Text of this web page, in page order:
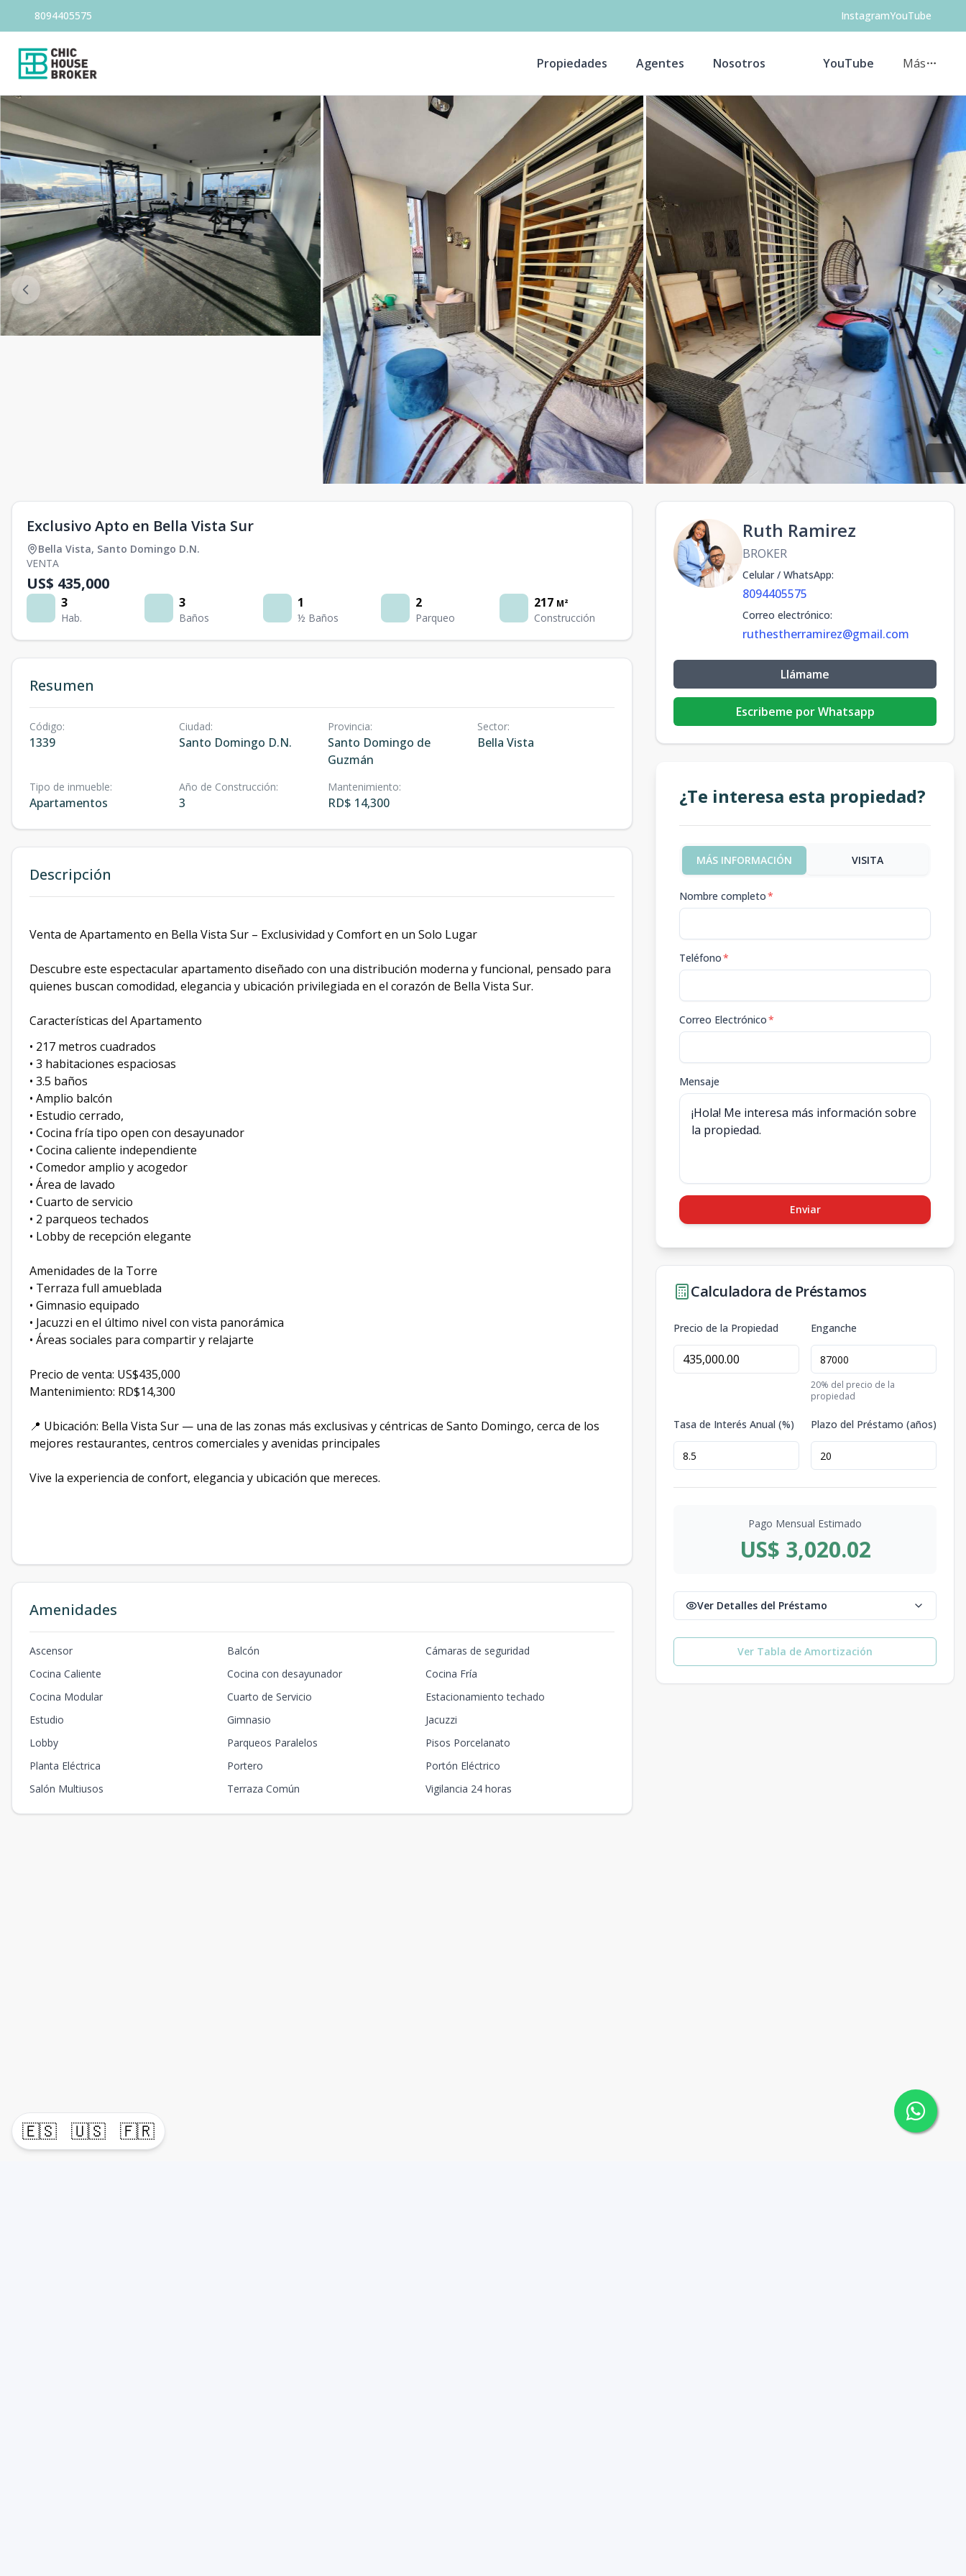
🇪🇸 🇺🇸 🇫🇷
8094405575 InstagramYouTube
Propiedades Agentes Nosotros YouTube Más
Exclusivo Apto en Bella Vista Sur
Bella Vista, Santo Domingo D.N.
VENTA
US$ 435,000
3
Hab.
3
Baños
1
½ Baños
2
Parqueo
217 M²
Construcción
Resumen
Código:
1339
Ciudad:
Santo Domingo D.N.
Provincia:
Santo Domingo de
Guzmán
Sector:
Bella Vista
Tipo de inmueble:
Apartamentos
Año de Construcción:
3
Mantenimiento:
RD$ 14,300
Descripción
Venta de Apartamento en Bella Vista Sur – Exclusividad y Comfort en un Solo Lugar
Descubre este espectacular apartamento diseñado con una distribución moderna y funcional, pensado para
quienes buscan comodidad, elegancia y ubicación privilegiada en el corazón de Bella Vista Sur.
Características del Apartamento
• 217 metros cuadrados
• 3 habitaciones espaciosas
• 3.5 baños
• Amplio balcón
• Estudio cerrado,
• Cocina fría tipo open con desayunador
• Cocina caliente independiente
• Comedor amplio y acogedor
• Área de lavado
• Cuarto de servicio
• 2 parqueos techados
• Lobby de recepción elegante
Amenidades de la Torre
• Terraza full amueblada
• Gimnasio equipado
• Jacuzzi en el último nivel con vista panorámica
• Áreas sociales para compartir y relajarte
Precio de venta: US$435,000
Mantenimiento: RD$14,300
📍 Ubicación: Bella Vista Sur — una de las zonas más exclusivas y céntricas de Santo Domingo, cerca de los
mejores restaurantes, centros comerciales y avenidas principales
Vive la experiencia de confort, elegancia y ubicación que mereces.
Amenidades
Ascensor Balcón
Cámaras de seguridad
Cocina Caliente
Cocina con desayunador
Cocina Fría
Cocina Modular
Cuarto de Servicio
Estacionamiento techado
Estudio
Gimnasio
Jacuzzi
Lobby
Parqueos Paralelos
Pisos Porcelanato
Planta Eléctrica
Portero
Portón Eléctrico
Salón Multiusos
Terraza Común Vigilancia 24 horas
Ruth Ramirez
BROKER
Celular / WhatsApp:
8094405575
Correo electrónico:
ruthestherramirez@gmail.com
Llámame
Escribeme por Whatsapp
¿Te interesa esta propiedad?
MÁS INFORMACIÓN VISITA
Nombre completo*
Teléfono*
Correo Electrónico*
Mensaje
Enviar
Calculadora de Préstamos
Precio de la Propiedad Enganche
20% del precio de la
propiedad
Tasa de Interés Anual (%) Plazo del Préstamo (años)
Pago Mensual Estimado
US$ 3,020.02
Ver Detalles del Préstamo
Ver Tabla de Amortización